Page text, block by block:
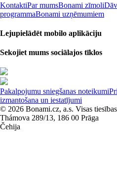
KontaktiPar mumsBonami zīmoli
programmaBonami uzņēmumiem
Lejupielādēt mobilo aplikāciju
Sekojiet mums sociālajos tīklos
Pakalpojumu sniegšanas noteikumi
izmantošana un iestatījumi
© 2026 Bonami.cz, a.s. Visas tiesības
Thámova 289/13, 186 00 Prāga
Čehija